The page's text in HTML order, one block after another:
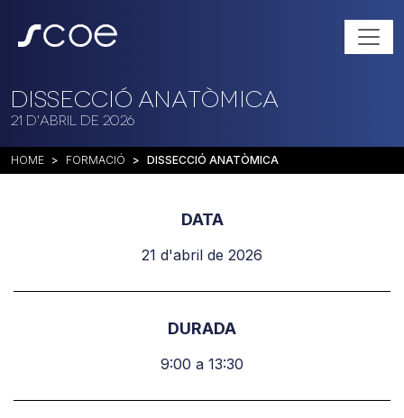
Dissecció Anatòmica
21 d'abril de 2026
HOME FORMACIÓ DISSECCIÓ ANATÒMICA
DATA
21 d'abril de 2026
DURADA
9:00 a 13:30